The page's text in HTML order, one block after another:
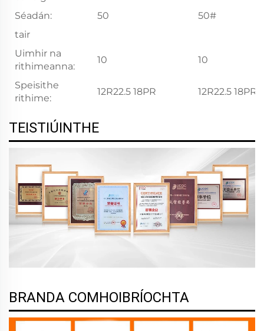
Séadán:
50
50#
tair
Uimhir na
rithimeanna:
10 10
Speisithe
rithime:
12R22.5 18PR 12R22.5 18PR
TEISTIÚINTHE
BRANDA COMHOIBRÍOCHTA